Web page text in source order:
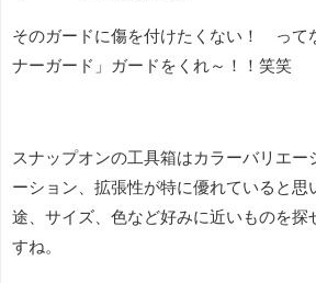
そのガードに傷を付けたくない！ って
ナーガード」ガードをくれ～！！笑笑
スナップオンの工具箱はカラーバリエー
ーション、拡張性が特に優れていると
途、サイズ、色など好みに近いものを探
すね。